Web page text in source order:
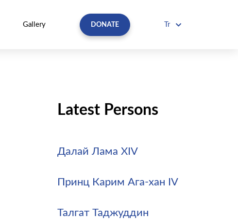
Gallery DONATE Tr
Latest Persons
Далай Лама XIV
Принц Карим Ага-хан IV
Талгат Таджуддин